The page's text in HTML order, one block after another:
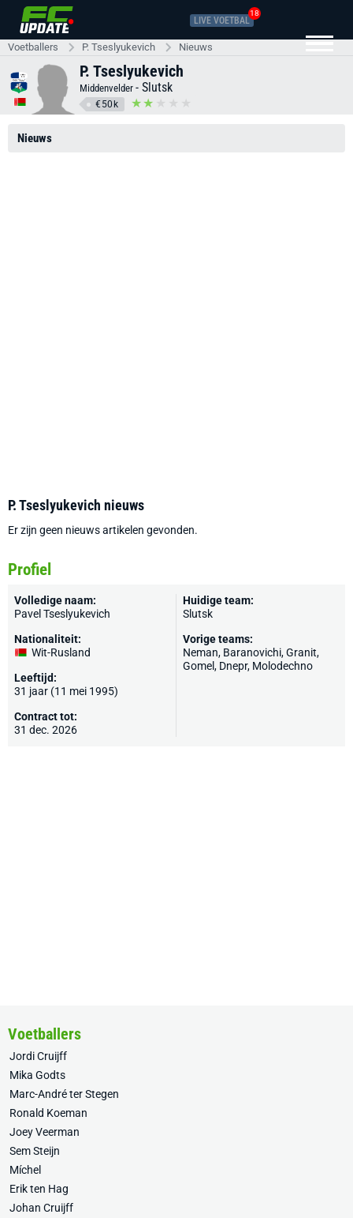
LIVE VOETBAL
18
Voetballers P. Tseslyukevich Nieuws
P. Tseslyukevich
Middenvelder - Slutsk
€50k
Nieuws
P. Tseslyukevich nieuws
Er zijn geen nieuws artikelen gevonden.
Profiel
Volledige naam:
Pavel Tseslyukevich
Nationaliteit:
Wit-Rusland
Leeftijd:
31 jaar (11 mei 1995)
Contract tot:
31 dec. 2026
Huidige team:
Slutsk
Vorige teams:
Neman, Baranovichi, Granit,
Gomel, Dnepr, Molodechno
Voetballers
Jordi Cruijff
Mika Godts
Marc-André ter Stegen
Ronald Koeman
Joey Veerman
Sem Steijn
Míchel
Erik ten Hag
Johan Cruijff